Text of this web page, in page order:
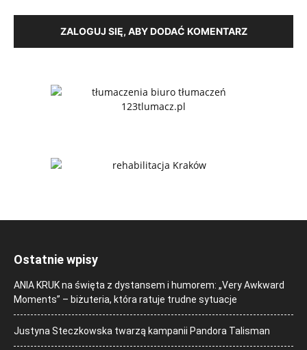
ZALOGUJ SIĘ, ABY DODAĆ KOMENTARZ
Ostatnie wpisy
ANIA KRUK na święta z dystansem i humorem: „Very Awkward
Moments” – biżuteria, która ratuje trudne sytuacje
Justyna Steczkowska twarzą kampanii Pandora Talisman